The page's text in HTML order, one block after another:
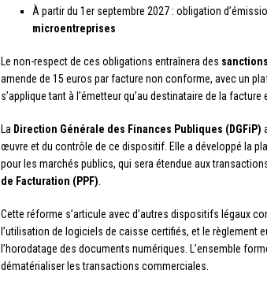
À partir du 1er septembre 2027 : obligation
microentreprises
Le non-respect de ces obligations entraînera des
amende de 15 euros par facture non conforme, avec un
s’applique tant à l’émetteur qu’au destinataire de la
La Direction Générale des Finances Publiques (DGFiP)
œuvre et du contrôle de ce dispositif. Elle a développé la
pour les marchés publics, qui sera étendue aux
de Facturation (PPF)
Cette réforme s’articule avec d’autres dispositifs légaux
l’utilisation de logiciels de caisse certifiés, et le règlement
l’horodatage des documents numériques. L’ensemble
dématérialiser les transactions commerciales.